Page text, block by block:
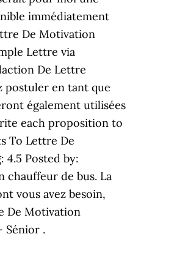
immédiatement
De Motivation
Lettre via
De Lettre
postuler en tant que
également utilisées
each proposition to
To Lettre De
4.5 Posted by:
de bus. La
vous avez besoin,
De Motivation
Sénior .